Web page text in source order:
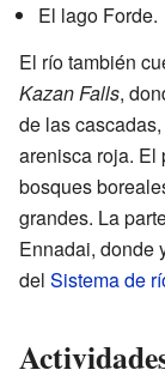
El lago Forde.
El río también
Kazan Falls,
de las
arenisca roja. El
bosques
grandes. La
Ennadai, donde
del Sistema de